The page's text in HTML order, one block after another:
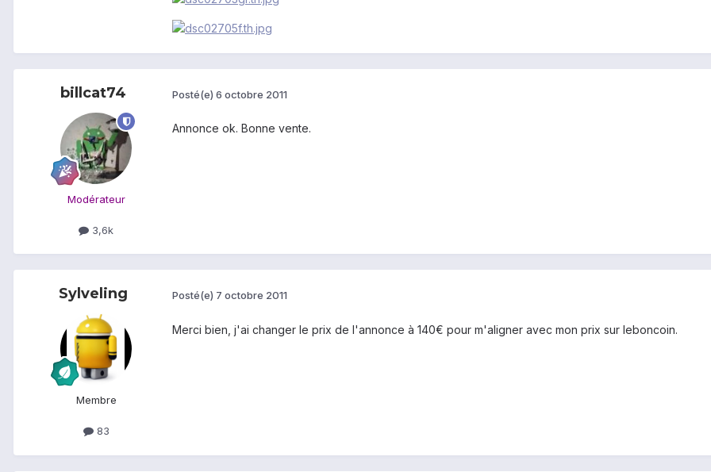
billcat74
Modérateur
3,6k
Posté(e) 6 octobre 2011
Annonce ok. Bonne vente.
Sylveling
Membre
83
Posté(e) 7 octobre 2011
Merci bien, j'ai changer le prix de l'annonce à 140€ pour m'aligner avec mon prix sur leboncoin.